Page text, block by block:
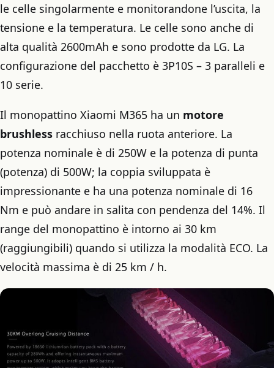
le celle singolarmente e monitorandone l’uscita, la
tensione e la temperatura. Le celle sono anche di
alta qualità 2600mAh e sono prodotte da LG. La
configurazione del pacchetto è 3P10S – 3 paralleli e
10 serie.
Il monopattino Xiaomi M365 ha un motore
brushless racchiuso nella ruota anteriore. La
potenza nominale è di 250W e la potenza di punta
(potenza) di 500W; la coppia sviluppata è
impressionante e ha una potenza nominale di 16
Nm e può andare in salita con pendenza del 14%. Il
range del monopattino è intorno ai 30 km
(raggiungibili) quando si utilizza la modalità ECO. La
velocità massima è di 25 km / h.